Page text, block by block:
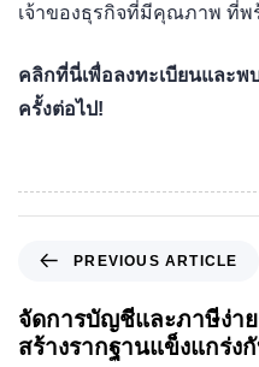
เจ้าของธุรกิจที่มีคุณภาพ ที่
คลิกที่นี่เพื่อลงทะเบียนและพ
ครั้งต่อไป!
PREVIOUS ARTICLE
จัดการบัญชีและภาษีง่า
สร้างรากฐานแข็งแกร่ง